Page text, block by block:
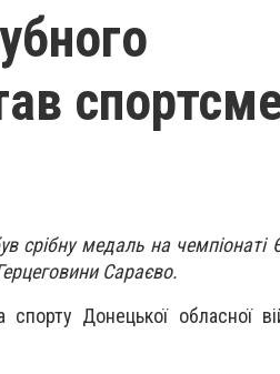
срібну медаль на чемпіонаті
Сараєво.
Донецької обласної